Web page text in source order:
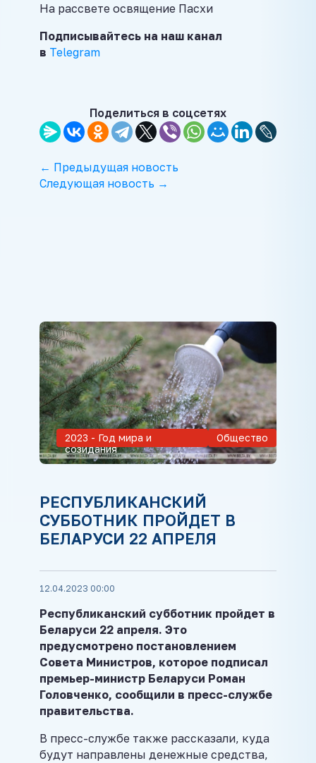
На рассвете освящение Пасхи
Подписывайтесь на наш канал
в Telegram
Поделиться в соцсетях
← Предыдущая новость
Следующая новость →
2023 - Год мира и
созидания
Общество
РЕСПУБЛИКАНСКИЙ
СУББОТНИК ПРОЙДЕТ В
БЕЛАРУСИ 22 АПРЕЛЯ
12.04.2023 00:00
Республиканский субботник пройдет в
Беларуси 22 апреля. Это
предусмотрено постановлением
Совета Министров, которое подписал
премьер-министр Беларуси Роман
Головченко, сообщили в пресс-службе
правительства.
В пресс-службе также рассказали, куда
будут направлены денежные средства,